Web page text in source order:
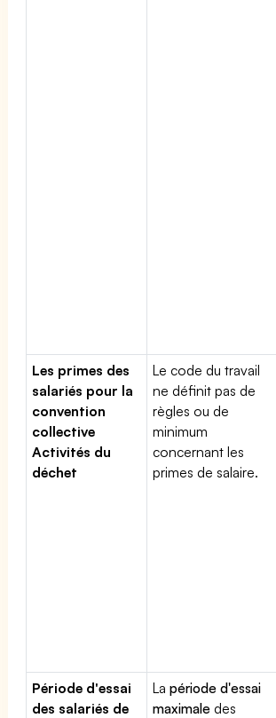
Les primes des
salariés pour la
convention
collective
Activités du
déchet
Le code du travail
ne définit pas de
règles ou de
minimum
concernant les
primes de salaire.
Période d'essai
des salariés de
Lapériode d'essai
maximale des